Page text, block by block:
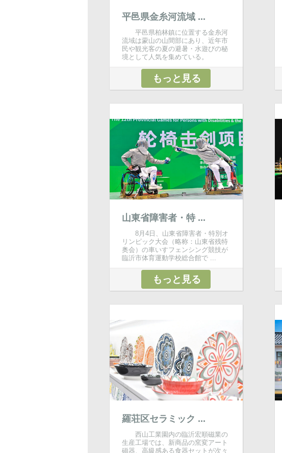
平邑県金糸河流域 ...
平邑県柏林鎮に位置する金糸河
流域は蒙山の山間部にあり、近年市
民や観光客の夏の避暑・水遊びの秘
境として人気を集めている。
もっと見る
山東省障害者・特 ...
8月4日、山東省障害者・特別オ
リンピック大会（略称：山東省残特
奥会）の車いすフェンシング競技が
臨沂市体育運動学校総合館で ...
もっと見る
羅荘区セラミック ...
西山工業園内の臨沂宏順磁業の
生産工場では、新商品の窯変アート
磁器、高級感ある食器セットが次々